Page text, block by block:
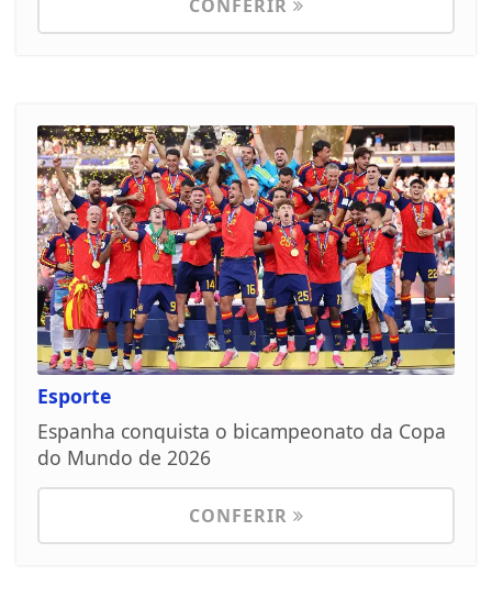
CONFERIR
Esporte
Espanha conquista o bicampeonato da Copa
do Mundo de 2026
CONFERIR